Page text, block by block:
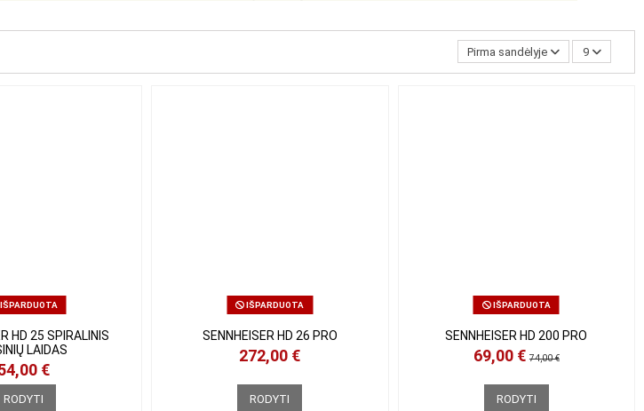
Pirma sandėlyje 9
HD 25 SPIRALINIS
LAIDAS
€
RODYTI
IŠPARDUOTA
SENNHEISER HD 26 PRO
272,00 €
RODYTI
IŠPARDUOTA
SENNHEISER HD 200 PRO
69,00 € 74,00 €
RODYTI